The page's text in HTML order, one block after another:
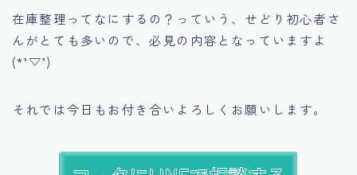
在庫整理ってなにするの？っていう、せどり初心者さ
んがとても多いので、必見の内容となっていますよ
(*’▽’)
それでは今日もお付き合いよろしくお願いします。